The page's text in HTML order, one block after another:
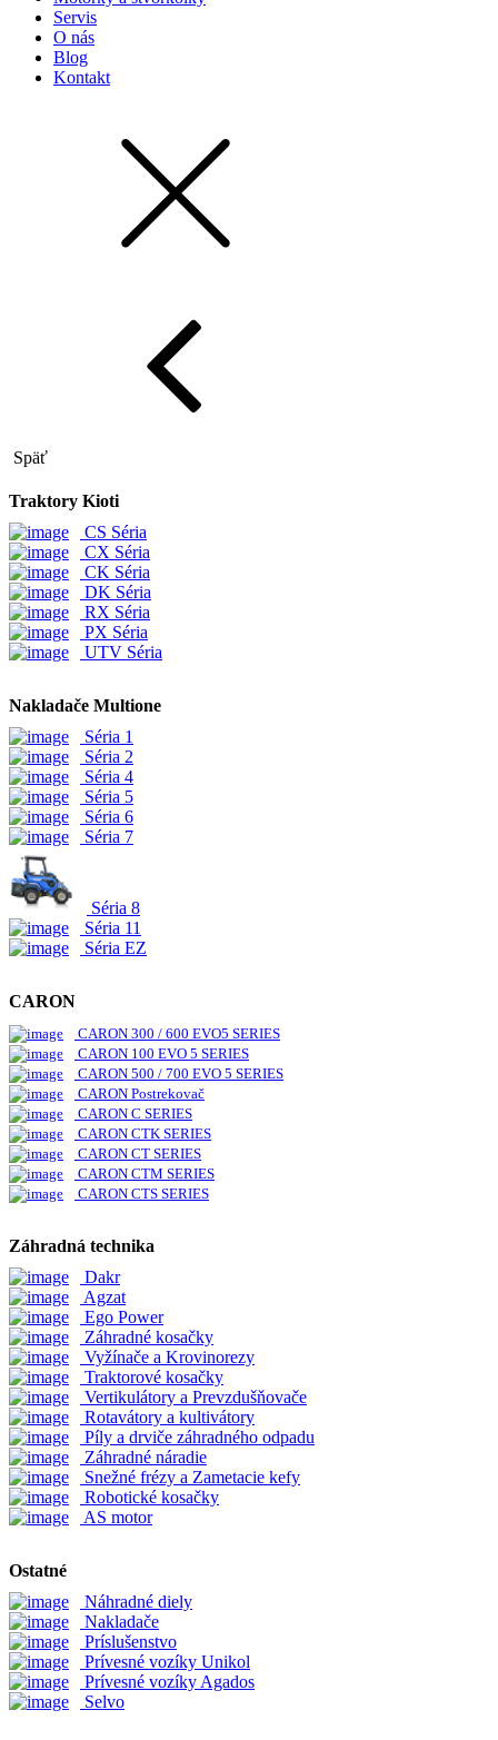
Servis
O nás
Blog
Kontakt
Späť
Traktory Kioti
CS Séria
CX Séria
CK Séria
DK Séria
RX Séria
PX Séria
UTV Séria
Nakladače Multione
Séria 1
Séria 2
Séria 4
Séria 5
Séria 6
Séria 7
Séria 8
Séria 11
Séria EZ
CARON
CARON 300 / 600 EVO5 SERIES
CARON 100 EVO 5 SERIES
CARON 500 / 700 EVO 5 SERIES
CARON Postrekovač
CARON C SERIES
CARON CTK SERIES
CARON CT SERIES
CARON CTM SERIES
CARON CTS SERIES
Záhradná technika
Dakr
Agzat
Ego Power
Záhradné kosačky
Vyžínače a Krovinorezy
Traktorové kosačky
Vertikulátory a Prevzdušňovače
Rotavátory a kultivátory
Píly a drviče záhradného odpadu
Záhradné náradie
Snežné frézy a Zametacie kefy
Robotické kosačky
AS motor
Ostatné
Náhradné diely
Nakladače
Príslušenstvo
Prívesné vozíky Unikol
Prívesné vozíky Agados
Selvo